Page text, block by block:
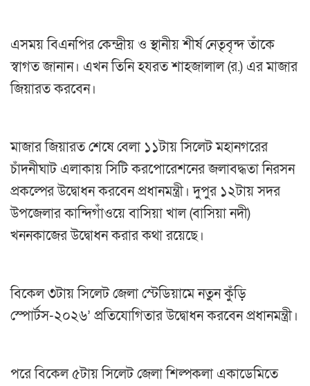
এসময় বিএনপির কেন্দ্রীয় ও স্থানীয় শীর্ষ নেতৃবৃন্দ তাঁকে
স্বাগত জানান। এখন তিনি হযরত শাহজালাল (র.) এর মাজার
জিয়ারত করবেন।
মাজার জিয়ারত শেষে বেলা ১১টায় সিলেট মহানগরের
চাঁদনীঘাট এলাকায় সিটি করপোরেশনের জলাবদ্ধতা নিরসন
প্রকল্পের উদ্বোধন করবেন প্রধানমন্ত্রী। দুপুর ১২টায় সদর
উপজেলার কান্দিগাঁওয়ে বাসিয়া খাল (বাসিয়া নদী)
খননকাজের উদ্বোধন করার কথা রয়েছে।
বিকেল ৩টায় সিলেট জেলা স্টেডিয়ামে নতুন কুঁড়ি
স্পোর্টস-২০২৬’ প্রতিযোগিতার উদ্বোধন করবেন প্রধানমন্ত্রী।
পরে বিকেল ৫টায় সিলেট জেলা শিল্পকলা একাডেমিতে